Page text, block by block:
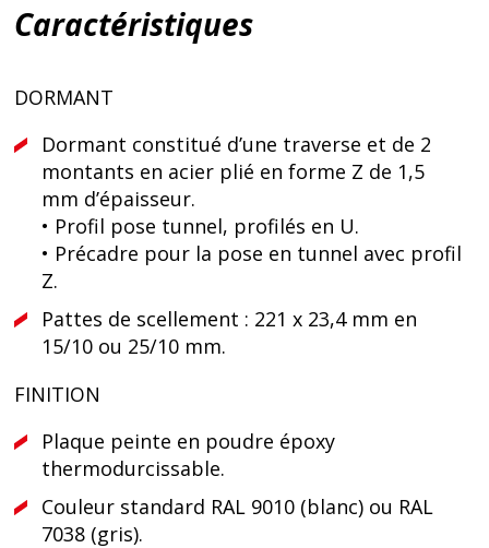
Caractéristiques
DORMANT
Dormant constitué d’une traverse et de 2
montants en acier plié en forme Z de 1,5
mm d’épaisseur.
• Profil pose tunnel, profilés en U.
• Précadre pour la pose en tunnel avec profil
Z.
Pattes de scellement : 221 x 23,4 mm en
15/10 ou 25/10 mm.
FINITION
Plaque peinte en poudre époxy
thermodurcissable.
Couleur standard RAL 9010 (blanc) ou RAL
7038 (gris).